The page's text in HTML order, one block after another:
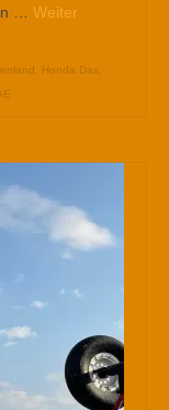
… Weiter
Honda Dax